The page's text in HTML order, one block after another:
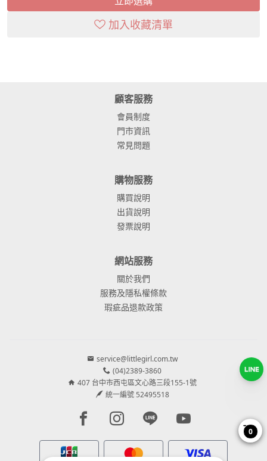
加入收藏清單
顧客服務
會員制度
門市資訊
常見問題
購物服務
購買說明
出貨說明
發票說明
網站服務
關於我們
服務及隱私權條款
瑕疵品退款政策
service@littlegirl.com.tw
(04)2389-3860
407 台中市西屯區文心路三段155-1號
統一編號 52495518
Facebook page
Instagram page
Line pageYoutube page
0